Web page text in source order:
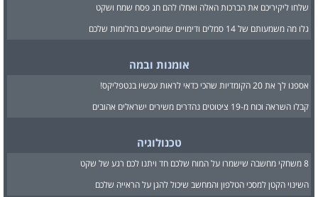
שלחו ליקיריכם את הברכות האלה ואחלו להם חג פסח שמח ושקט
גלו מה משמעותם של 14 סמלים ודימויים שמופיעים בחלומות שלכם
אומנות ובמה
אספנו לך את 20 הקומדיות שהכי כדאי לראות עכשיו בנטפליקס!
קבלו השראה וכוח מ-19 ציטוטים נהדרים משירים ישראלים אהובים
טכנולוגיה
8 משחקי מחשבה שישמרו על המוח שלכם חד ויתנו לכם רגע של שקט
השינוי הקטן למסכי הטלפון והמחשב שיכול להגן על הראייה שלכם